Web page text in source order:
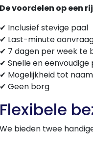
De voordelen op een
✔ Inclusief stevige paal
✔ Last-minute
✔ 7 dagen per week te
✔ Snelle en eenvoudige
✔ Mogelijkheid tot
✔ Geen borg
Flexibele
We bieden twee